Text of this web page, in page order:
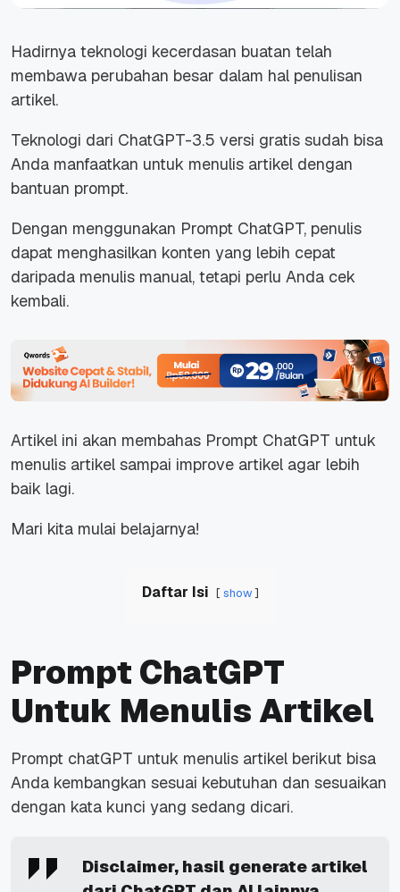
Hadirnya teknologi kecerdasan buatan telah
membawa perubahan besar dalam hal penulisan
artikel.
Teknologi dari ChatGPT-3.5 versi gratis sudah bisa
Anda manfaatkan untuk menulis artikel dengan
bantuan prompt.
Dengan menggunakan Prompt ChatGPT, penulis
dapat menghasilkan konten yang lebih cepat
daripada menulis manual, tetapi perlu Anda cek
kembali.
Artikel ini akan membahas Prompt ChatGPT untuk
menulis artikel sampai improve artikel agar lebih
baik lagi.
Mari kita mulai belajarnya!
Daftar Isi show
Prompt ChatGPT
Untuk Menulis Artikel
Prompt chatGPT untuk menulis artikel berikut bisa
Anda kembangkan sesuai kebutuhan dan sesuaikan
dengan kata kunci yang sedang dicari.
Disclaimer, hasil generate artikel